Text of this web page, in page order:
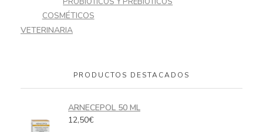
COSMÉTICOS
VETERINARIA
PRODUCTOS DESTACADOS
ARNECEPOL 50 ML
12,50€